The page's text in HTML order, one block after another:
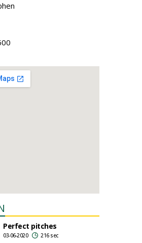
Perfect pitches
03-06-2020 216 sec